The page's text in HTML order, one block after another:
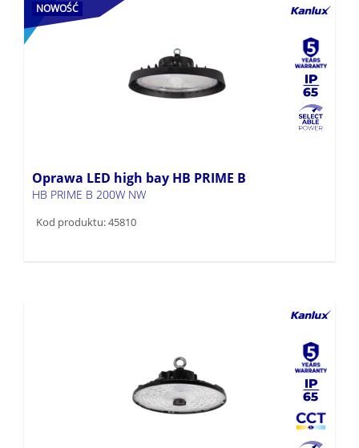
NOWOŚĆ
Oprawa LED high bay HB PRIME B
HB PRIME B 200W NW
Kod produktu: 45810